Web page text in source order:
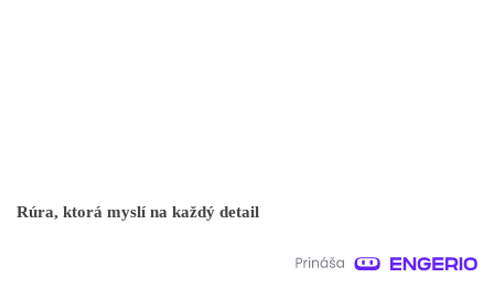
Rúra, ktorá myslí na každý detail